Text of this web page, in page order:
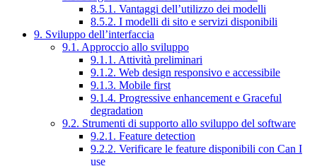
8.5.1. Vantaggi dell’utilizzo dei modelli
8.5.2. I modelli di sito e servizi disponibili
9. Sviluppo dell’interfaccia
9.1. Approccio allo sviluppo
9.1.1. Attività preliminari
9.1.2. Web design responsivo e accessibile
9.1.3. Mobile first
9.1.4. Progressive enhancement e Graceful
degradation
9.2. Strumenti di supporto allo sviluppo del software
9.2.1. Feature detection
9.2.2. Verificare le feature disponibili con Can I
use